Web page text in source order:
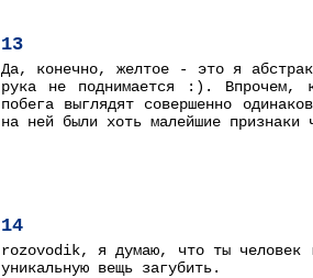
13
Да, конечно, желтое - это я
рука не поднимается :). Впрочем,
побега выглядят совершенно
на ней были хоть малейшие признаки
14
rozovodik, я думаю, что ты человек
уникальную вещь загубить.